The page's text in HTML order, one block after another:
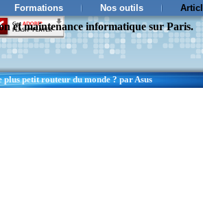
Formations Nos outils
et maintenance informatique sur Paris.
plus petit routeur du monde ? par Asus